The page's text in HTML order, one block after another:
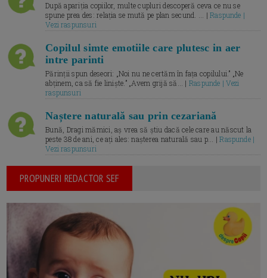
După apariția copiilor, multe cupluri descoperă ceva ce nu se
spune prea des: relația se mută pe plan secund. ... |Raspunde |
Vezi raspunsuri
Copilul simte emotiile care plutesc in aer
intre parinti
Părinții spun deseori: „Noi nu ne certăm în fața copilului.” „Ne
abținem, ca să fie liniște.” „Avem grijă să... | Raspunde | Vezi
raspunsuri
Naștere naturală sau prin cezariană
Bună, Dragi mămici, aș vrea să știu dacă cele care au născut la
peste 38 de ani, ce ați ales: nașterea naturală sau p... |Raspunde |
Vezi raspunsuri
PROPUNERI REDACTOR SEF